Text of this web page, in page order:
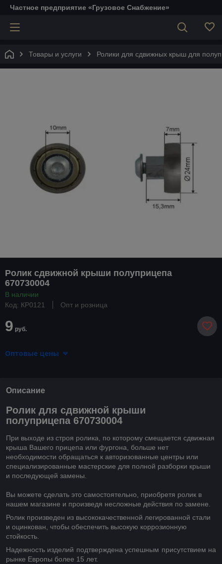
Частное предприятие «Грузовое Снабжение»
Товары и услуги Ролики для сдвижных крыш для
Ролик сдвижной крыши полуприцепа
670730004
В наличии
Код: КР0121
Опт и розница
9 руб.
Оптовые цены
Описание
Ролик для сдвижной крыши
полуприцепа 670730004
При выходе из строя ролика, по которому смещается сдвижная
крыша Вашего прицепа или фургона, больше нет
необходимости обращаться к авторизованные центры или
специализированные мастерские для полной разборки крыши
и последующей замены.
Вы можете сделать это самостоятельно, приобретя ролик в
нашем магазине и произведя несложные действия по замене.
Ролик произведен из высококачественной легированной стали
и оцинкован, чтобы обеспечить высокую коррозионную
стойкость.
Надежность изделий подтверждена успешным присутствием на
рынке Европы более 15 лет.